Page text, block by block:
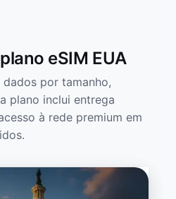
eSIM EUA
por tamanho,
plano inclui entrega
à rede premium em